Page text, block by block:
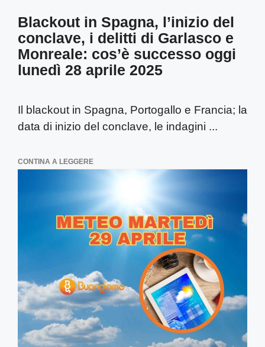
Blackout in Spagna, l’inizio del
conclave, i delitti di Garlasco e
Monreale: cos’è successo oggi
lunedì 28 aprile 2025
Il blackout in Spagna, Portogallo e Francia; la
data di inizio del conclave, le indagini ...
CONTINA A LEGGERE